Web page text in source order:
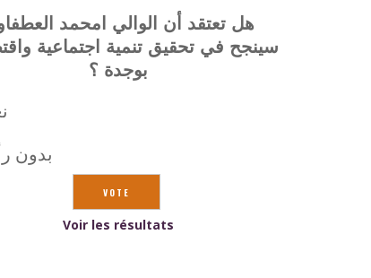
هل تعتقد أن الوالي امحمد
سينجح في تحقيق تنمية اجتماعية
بوجدة ؟
بدون
Voir les résultats